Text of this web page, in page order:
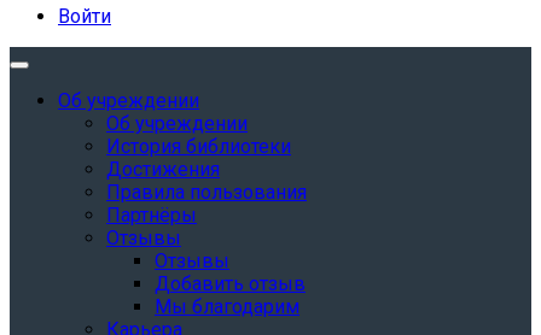
Войти
Об учреждении
Об учреждении
История библиотеки
Достижения
Правила пользования
Партнёры
Отзывы
Отзывы
Добавить отзыв
Мы благодарим
Карьера